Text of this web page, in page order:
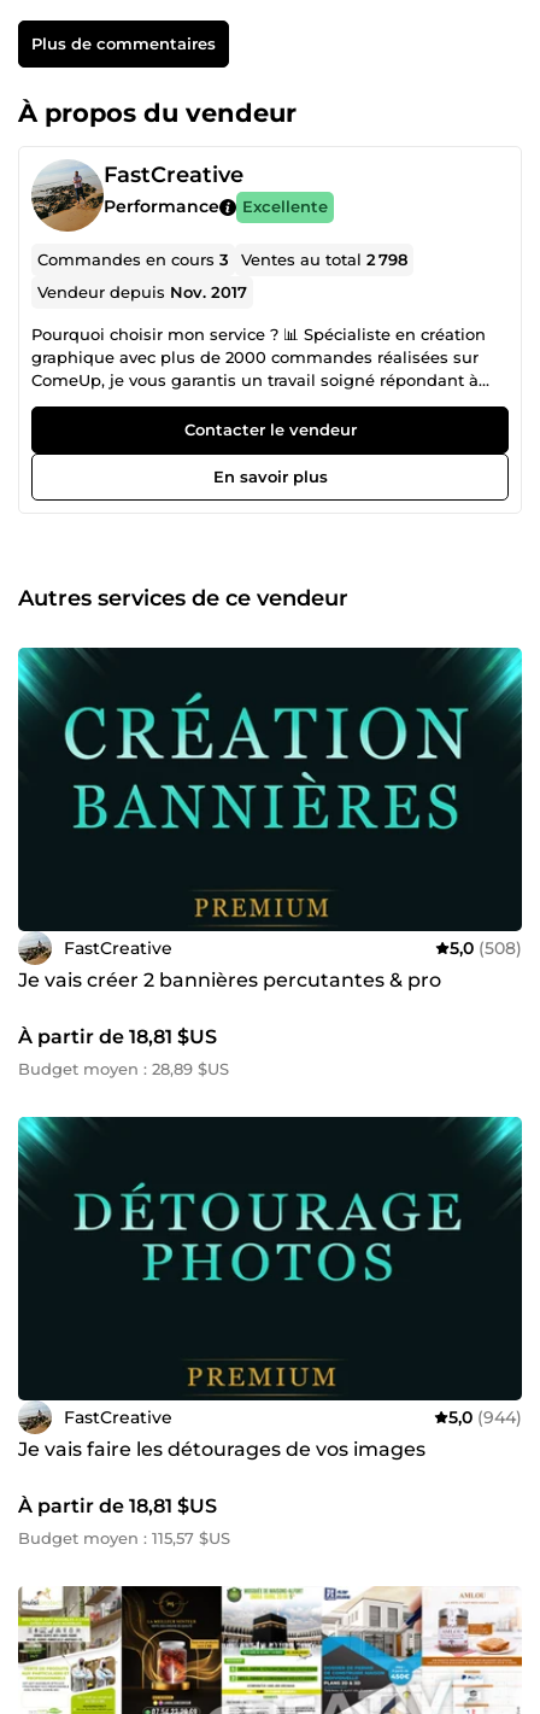
Plus de commentaires
À propos du vendeur
FastCreative
Performance Excellente
Commandes en cours3 Ventes au total2 798
Vendeur depuis Nov. 2017
Pourquoi choisir mon service ? 📊 Spécialiste en création
graphique avec plus de 2000 commandes réalisées sur
ComeUp, je vous garantis un travail soigné répondant à
vos attentes. 🎨 Projets variés Je réalise des projets pour
supports imprimés et web, en offrant des designs
accrocheurs et créatifs adaptés à vos besoins spécifiques.
Que vous soyez une entreprise, une association ou autre,
je m'adapte à vos exigences. 💬 Communication facile
Contacter le vendeur
En savoir plus
Autres services de ce vendeur
FastCreative 5,0 (508)
Je vais créer 2 bannières percutantes & pro
À partir de 18,81 $US
Budget moyen : 28,89 $US
FastCreative 5,0 (944)
Je vais faire les détourages de vos images
À partir de 18,81 $US
Budget moyen : 115,57 $US